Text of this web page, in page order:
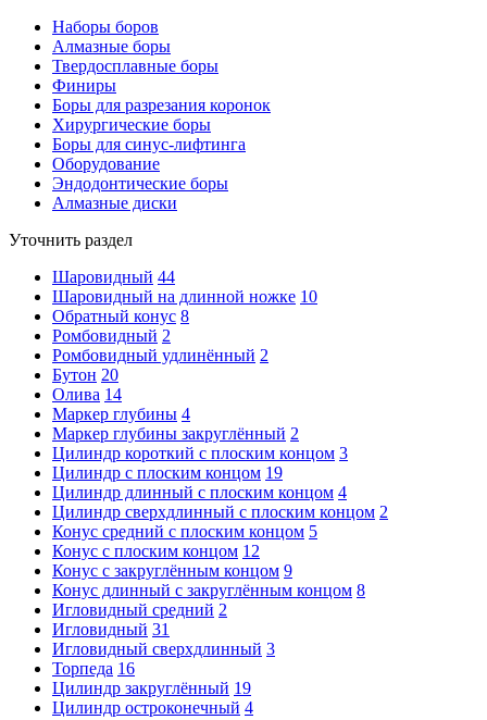
Наборы боров
Алмазные боры
Твердосплавные боры
Финиры
Боры для разрезания коронок
Хирургические боры
Боры для синус-лифтинга
Оборудование
Эндодонтические боры
Алмазные диски
Уточнить раздел
Шаровидный 44
Шаровидный на длинной ножке 10
Обратный конус 8
Ромбовидный 2
Ромбовидный удлинённый 2
Бутон 20
Олива 14
Маркер глубины 4
Маркер глубины закруглённый 2
Цилиндр короткий с плоским концом 3
Цилиндр с плоским концом 19
Цилиндр длинный с плоским концом 4
Цилиндр сверхдлинный с плоским концом 2
Конус средний с плоским концом 5
Конус с плоским концом 12
Конус с закруглённым концом 9
Конус длинный с закруглённым концом 8
Игловидный средний 2
Игловидный 31
Игловидный сверхдлинный 3
Торпеда 16
Цилиндр закруглённый 19
Цилиндр остроконечный 4